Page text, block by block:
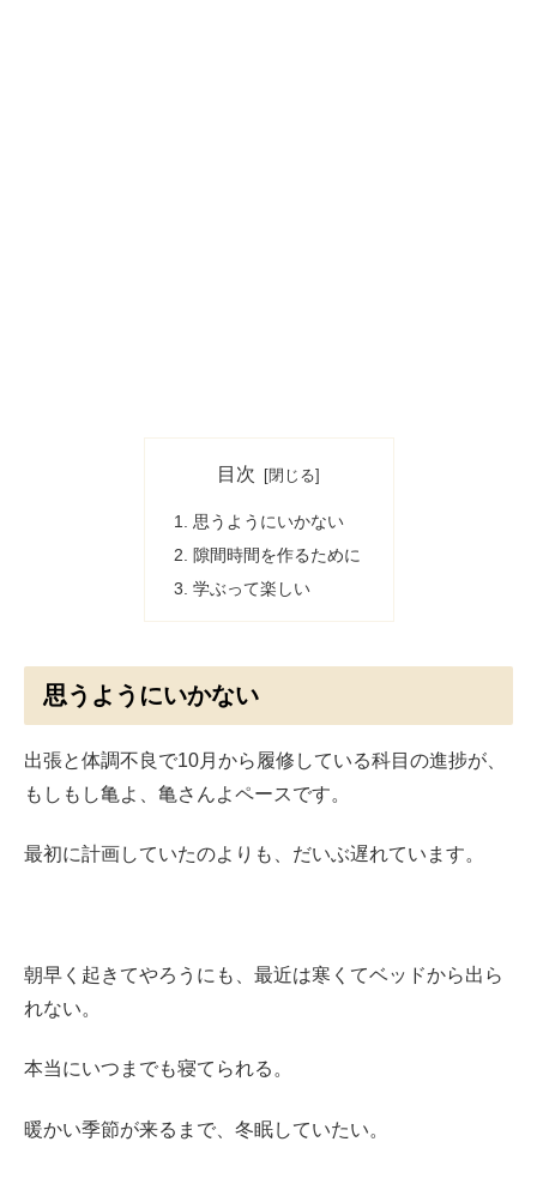
目次
思うようにいかない
隙間時間を作るために
学ぶって楽しい
思うようにいかない
出張と体調不良で10月から履修している科目の進捗が、
もしもし亀よ、亀さんよペースです。
最初に計画していたのよりも、だいぶ遅れています。
朝早く起きてやろうにも、最近は寒くてベッドから出ら
れない。
本当にいつまでも寝てられる。
暖かい季節が来るまで、冬眠していたい。